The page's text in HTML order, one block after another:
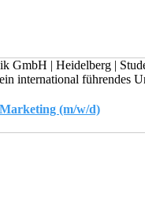
GmbH | Heidelberg |
international führendes
(m/w/d)